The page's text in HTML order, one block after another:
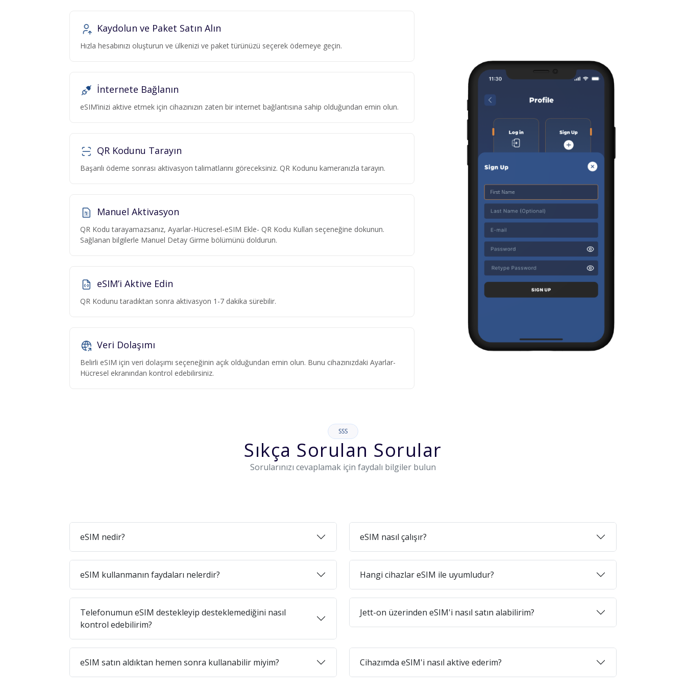
Kaydolun ve Paket Satın Alın
Hızla hesabınızı oluşturun ve ülkenizi ve paket türünüzü seçerek ödemeye geçin.
İnternete Bağlanın
eSIM’inizi aktive etmek için cihazınızın zaten bir internet bağlantısına sahip olduğundan emin olun.
QR Kodunu Tarayın
Başarılı ödeme sonrası aktivasyon talimatlarını göreceksiniz. QR Kodunu kameranızla tarayın.
Manuel Aktivasyon
QR Kodu tarayamazsanız, Ayarlar-Hücresel-eSIM Ekle- QR Kodu Kullan seçeneğine dokunun.
Sağlanan bilgilerle Manuel Detay Girme bölümünü doldurun.
eSIM’i Aktive Edin
QR Kodunu taradıktan sonra aktivasyon 1-7 dakika sürebilir.
Veri Dolaşımı
Belirli eSIM için veri dolaşımı seçeneğinin açık olduğundan emin olun. Bunu cihazınızdaki Ayarlar-
Hücresel ekranından kontrol edebilirsiniz.
SSS
Sıkça Sorulan Sorular
Sorularınızı cevaplamak için faydalı bilgiler bulun
eSIM nedir? eSIM nasıl çalışır?
eSIM kullanmanın faydaları nelerdir? Hangi cihazlar eSIM ile uyumludur?
Telefonumun eSIM destekleyip desteklemediğini nasıl
kontrol edebilirim?
Jett-on üzerinden eSIM'i nasıl satın alabilirim?
eSIM satın aldıktan hemen sonra kullanabilir miyim? Cihazımda eSIM'i nasıl aktive ederim?